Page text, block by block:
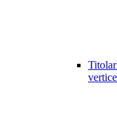
vertice